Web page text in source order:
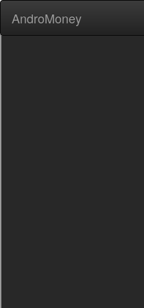
AndroMoney